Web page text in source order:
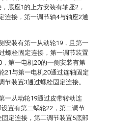
底座1的上方安装有轴座2，
连接，第一调节轴4与轴座2通
安装有第一从动轮19，且第一
螺栓固定连接，第一调节装置
第一电机20的一侧安装有第
21与第一电机20通过连轴固定
节装置3通过螺栓固定连接。
一从动轮19通过皮带转动连
置有第二蜗轮22，第二调节
定连接，第二调节装置5底部